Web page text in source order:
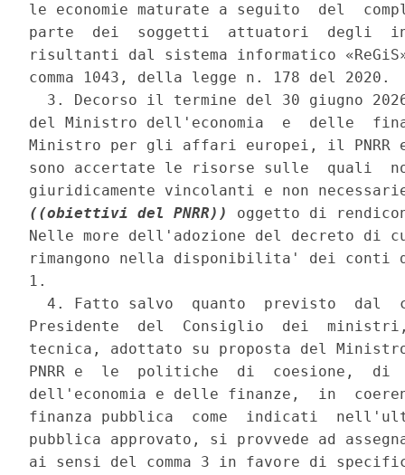
le economie maturate a seguito  del
parte  dei  soggetti  attuatori  degli
risultanti dal sistema informatico
comma 1043, della legge n. 178 del 2020.
3. Decorso il termine del 30 giugno
del Ministro dell'economia  e  delle
Ministro per gli affari europei, il
sono accertate le risorse sulle  quali
((obiettivi del PNRR))
oggetto di
Nelle more dell'adozione del decreto di
rimangono nella disponibilita' dei conti
1.
4. Fatto salvo  quanto  previsto  dal
Presidente  del  Consiglio  dei
tecnica, adottato su proposta del
PNRR e  le  politiche  di  coesione,
dell'economia e delle finanze,  in
finanza pubblica  come  indicati
pubblica approvato, si provvede ad
ai sensi del comma 3 in favore di